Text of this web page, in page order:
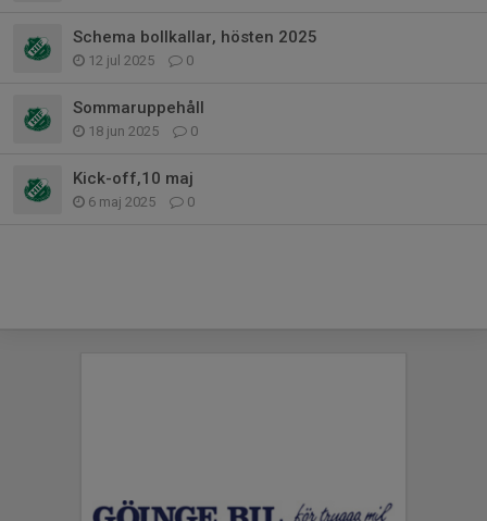
Schema bollkallar, hösten 2025
12 jul 2025 0
Sommaruppehåll
18 jun 2025 0
Kick-off,10 maj
6 maj 2025 0